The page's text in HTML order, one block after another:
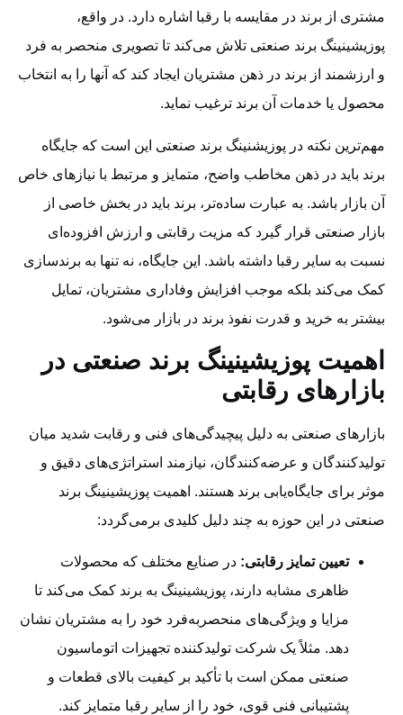
مشتری از برند در مقایسه با رقبا اشاره دارد. در واقع،
پوزیشینینگ برند صنعتی تلاش می‌کند تا تصویری منحصر به فرد
و ارزشمند از برند در ذهن مشتریان ایجاد کند که آنها را به انتخاب
محصول یا خدمات آن برند ترغیب نماید.
مهم‌ترین نکته در پوزیشنینگ برند صنعتی این است که جایگاه
برند باید در ذهن مخاطب واضح، متمایز و مرتبط با نیازهای خاص
آن بازار باشد. به عبارت ساده‌تر، برند باید در بخش خاصی از
بازار صنعتی قرار گیرد که مزیت رقابتی و ارزش افزوده‌ای
نسبت به سایر رقبا داشته باشد. این جایگاه، نه تنها به برندسازی
کمک می‌کند بلکه موجب افزایش وفاداری مشتریان، تمایل
بیشتر به خرید و قدرت نفوذ برند در بازار می‌شود.
اهمیت پوزیشینینگ برند صنعتی در
بازارهای رقابتی
بازارهای صنعتی به دلیل پیچیدگی‌های فنی و رقابت شدید میان
تولیدکنندگان و عرضه‌کنندگان، نیازمند استراتژی‌های دقیق و
موثر برای جایگاه‌یابی برند هستند. اهمیت پوزیشینینگ برند
صنعتی در این حوزه به چند دلیل کلیدی برمی‌گردد:
تعیین تمایز رقابتی: در صنایع مختلف که محصولات
ظاهری مشابه دارند، پوزیشینینگ به برند کمک می‌کند تا
مزایا و ویژگی‌های منحصربه‌فرد خود را به مشتریان نشان
دهد. مثلاً یک شرکت تولیدکننده تجهیزات اتوماسیون
صنعتی ممکن است با تأکید بر کیفیت بالای قطعات و
پشتیبانی فنی قوی، خود را از سایر رقبا متمایز کند.